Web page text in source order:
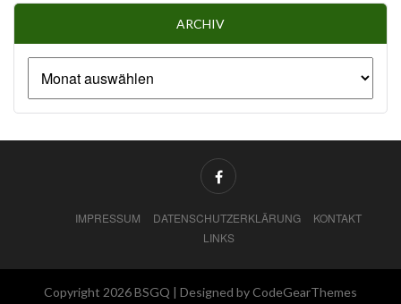
ARCHIV
IMPRESSUM DATENSCHUTZERKLÄRUNG
KONTAKT
LINKS
Copyright 2026 BSGQ | Designed by CodeGearThemes